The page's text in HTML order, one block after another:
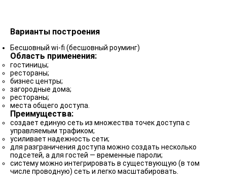
Варианты построения
Бесшовный wi-fi (бесшовный роуминг)
Область применения:
гостиницы;
рестораны;
бизнес центры;
загородные дома;
рестораны;
места общего доступа.
Преимущества:
создает единую сеть из множества точек доступа с
управляемым трафиком;
усиливает надежность сети;
для разграничения доступа можно создать несколько
подсетей, а для гостей — временные пароли;
систему можно интегрировать в существующую (в том
числе проводную) сеть и легко масштабировать.